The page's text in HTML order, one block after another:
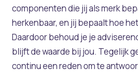
componenten die jij als merk
herkenbaar, en jij bepaalt hoe
Daardoor behoud je je
blijft de waarde bij jou. Tegelijk
continu een reden om te